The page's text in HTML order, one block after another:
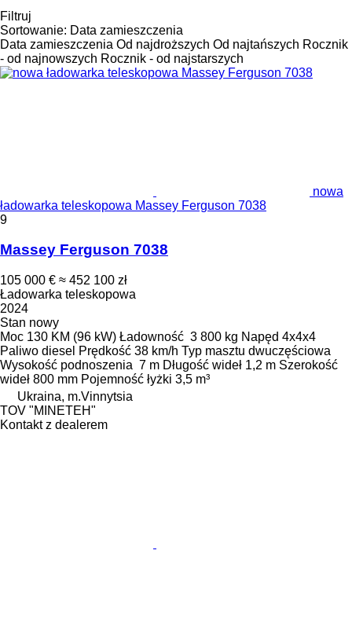
Filtruj
Sortowanie: Data zamieszczenia
Data zamieszczenia Od najdroższych Od najtańszych Rocznik
- od najnowszych Rocznik - od najstarszych
nowa
ładowarka teleskopowa Massey Ferguson 7038
9
Massey Ferguson 7038
105 000 € ≈ 452 100 zł
Ładowarka teleskopowa
2024
Stan nowy
Moc 130 KM (96 kW) Ładowność 3 800 kg Napęd 4x4x4
Paliwo diesel Prędkość 38 km/h Typ masztu dwuczęściowa
Wysokość podnoszenia 7 m Długość wideł 1,2 m Szerokość
wideł 800 mm Pojemność łyżki 3,5 m³
Ukraina, m.Vinnytsia
TOV "MINETEH"
Kontakt z dealerem